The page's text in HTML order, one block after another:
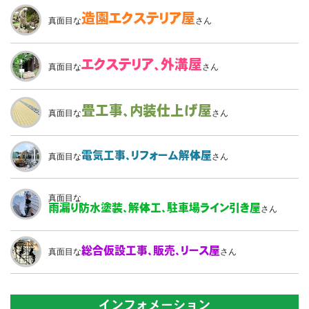
真面目な造園 エクステリア屋さん
真面目なエクステリア、外溝屋さん
真面目な畳工事、 内装仕上げ屋さん
真面目な電気工事、 リフォーム解体屋さん
真面目な
雨漏り防水塗装、解体工、駐車場ライン引き屋さん
真面目な総合仮設工事、販売、リース屋さん